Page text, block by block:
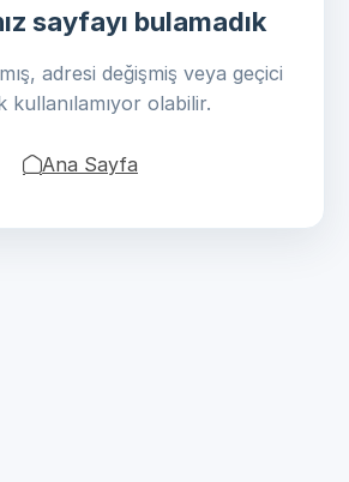
sayfayı bulamadık
adresi değişmiş veya geçici
kullanılamıyor olabilir.
Ana Sayfa